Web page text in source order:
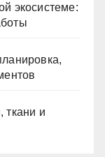
экосистеме:
ткани и